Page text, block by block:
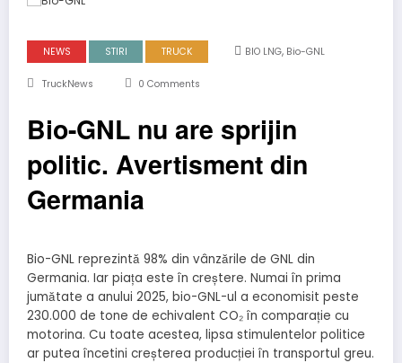
NEWS STIRI TRUCK BIO LNG, Bio-GNL
TruckNews 0 Comments
Bio-GNL nu are sprijin
politic. Avertisment din
Germania
Bio-GNL reprezintă 98% din vânzările de GNL din
Germania. Iar piața este în creștere. Numai în prima
jumătate a anului 2025, bio-GNL-ul a economisit peste
230.000 de tone de echivalent CO₂ în comparație cu
motorina. Cu toate acestea, lipsa stimulentelor politice
ar putea încetini creșterea producției în transportul greu.